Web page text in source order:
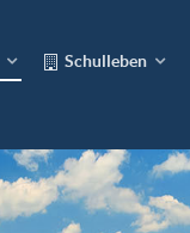
Schulleben